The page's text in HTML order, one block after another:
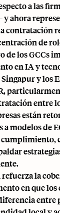
a las
ahora
contratación
de
de los GCCs
en IA y
y los
entre
están
a modelos de
la
en que los
entre